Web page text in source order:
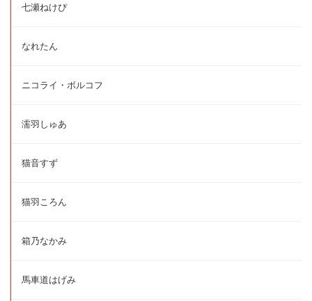
七瀬ねけぴ
なれたん
ニコライ・ボルコフ
濡羽しゅあ
猫音すず
猫羽ころん
箱乃なかみ
馬車道はげみ